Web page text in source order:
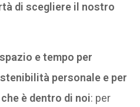
di scegliere il nostro
e tempo per
personale e per
è dentro di noi: per